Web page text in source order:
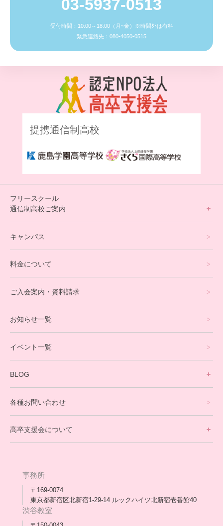
03-5937-0513
受付時間：10:00～18:00（月~金）※時間外は有料
緊急連絡先：080-4050-0515
提携通信制高校
フリースクール
通信制高校ご案内
オンラインコース
eスポーツコース
就労支援コース
英会話・海外留学コース
寮生活サポート
卒業生の今
[家庭訪問カウンセリング]
キャンパス
料金について
ご入会案内・資料請求
お知らせ一覧
イベント一覧
BLOG
保護者交流だより一覧
会長コラム一覧
各種お問い合わせ
高卒支援会について
メディア出演
スタッフ紹介
事務所
〒169-0074
東京都新宿区北新宿1-29-14 ルックハイツ北新宿壱番館40
渋谷教室